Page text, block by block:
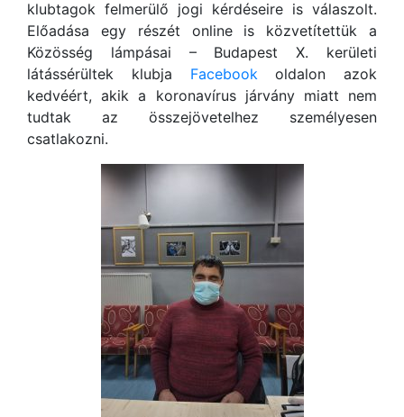
klubtagok felmerülő jogi kérdéseire is válaszolt.
Előadása egy részét online is közvetítettük a
Közösség lámpásai – Budapest X. kerületi
látássérültek klubja Facebookoldalon azok
kedvéért, akik a koronavírus járvány miatt nem
tudtak az összejövetelhez személyesen
csatlakozni.